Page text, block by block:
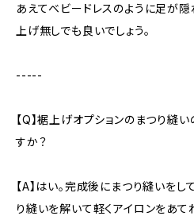
あえてベビードレスのように足が
上げ無しでも良いでしょう。
-----
【Q】裾上げオプションのまつり縫
すか？
【A】はい。完成後にまつり縫いを
り縫いを解いて軽くアイロンをあて